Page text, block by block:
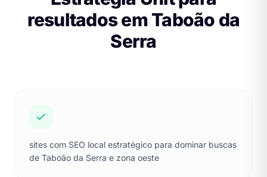
resultados em Taboão da
Serra
sites com SEO local estratégico para dominar buscas
de Taboão da Serra e zona oeste